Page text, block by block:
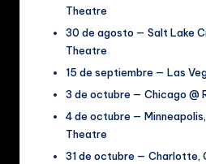
Theatre
30 de agosto — Salt Lake
Theatre
15 de septiembre — Las
3 de octubre — Chicago @
4 de octubre —
Theatre
31 de octubre — Charlotte,